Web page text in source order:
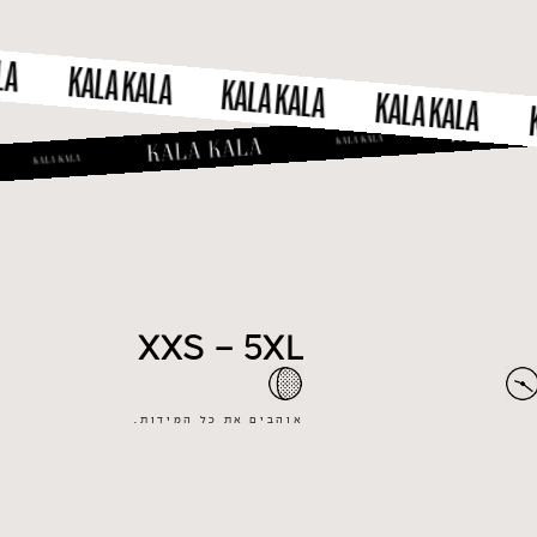
KALA KALA KALA KALA KALA KALA
XXS - 5XL
אוהבים את כל המידות.